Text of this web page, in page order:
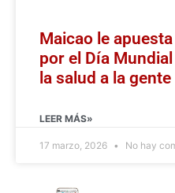
Maicao le
por el Día
la salud a la gente
LEER MÁS»
17 marzo, 2026 No hay